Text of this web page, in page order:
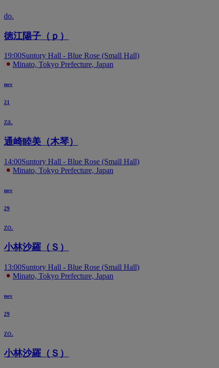
do.
徳江陽子（ｐ）
19:00Suntory Hall - Blue Rose (Small Hall)
Minato, Tokyo Prefecture, Japan
nov
21
za.
通崎睦美（木琴）
14:00Suntory Hall - Blue Rose (Small Hall)
Minato, Tokyo Prefecture, Japan
nov
29
zo.
小林沙羅（Ｓ）
13:00Suntory Hall - Blue Rose (Small Hall)
Minato, Tokyo Prefecture, Japan
nov
29
zo.
小林沙羅（Ｓ）